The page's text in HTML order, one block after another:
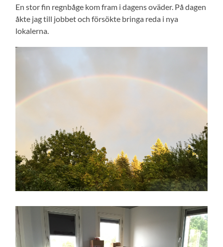
En stor fin regnbåge kom fram i dagens oväder. På dagen
åkte jag till jobbet och försökte bringa reda i nya
lokalerna.